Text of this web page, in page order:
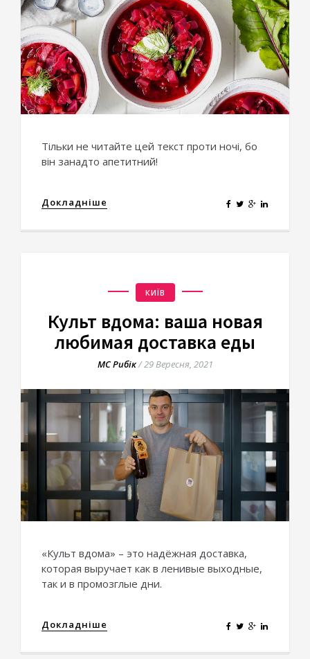
Тільки не читайте цей текст проти ночі, бо
він занадто апетитний!
Докладніше
КИЇВ
Культ вдома: ваша новая
любимая доставка еды
МС Рибік/29 Вересня, 2021
«Культ вдома» – это надёжная доставка,
которая выручает как в ленивые выходные,
так и в промозглые дни.
Докладніше